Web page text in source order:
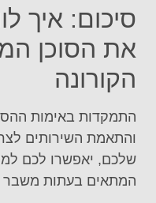
סיכום: איך
את הסוכן
הקורונה
התמקדות באימות
והתאמת השירותים
שלכם, יאפשרו לכם
המתאים בעתות משבר